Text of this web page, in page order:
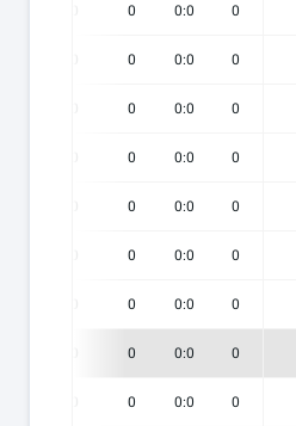
0
0:0
0
0
0:0
0
0
0:0
0
0
0:0
0
0
0:0
0
0
0:0
0
0
0:0
0
0
0:0
0
0
0:0
0